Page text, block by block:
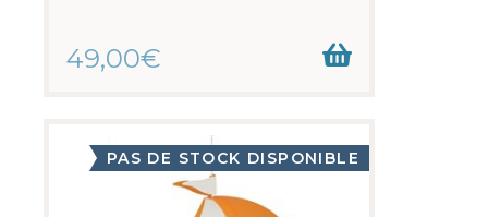
49,00€
PAS DE STOCK DISPONIBLE